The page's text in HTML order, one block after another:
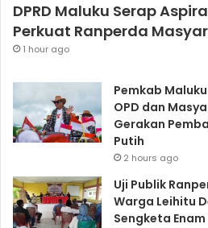
DPRD Maluku Serap
Perkuat Ranperda
1 hour ago
Pemkab
OPD dan
Gerakan
Putih
2 hours ago
Uji Publik
Warga Leihitu
Sengketa